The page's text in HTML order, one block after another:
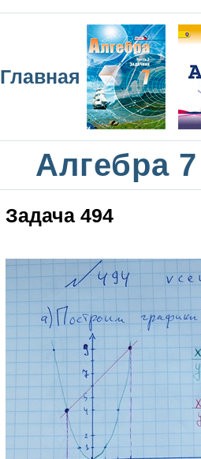
Главная
Алгебра
Задача 494